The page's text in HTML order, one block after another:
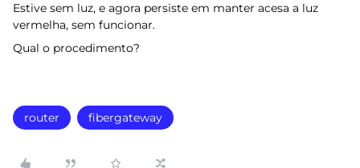
Estive sem luz, e agora persiste em manter acesa a luz
vermelha, sem funcionar.
Qual o procedimento?
router fibergateway